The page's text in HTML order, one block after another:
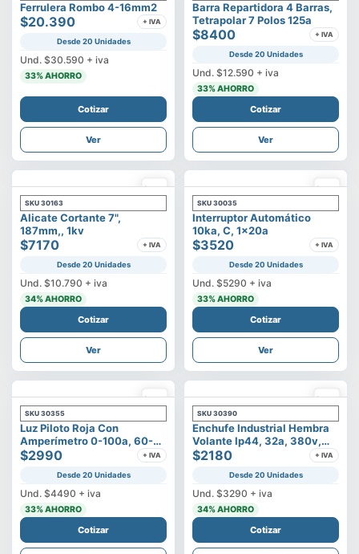
Ferrulera Rombo 4-16mm2
$20.390 + IVA
Desde 20 Unidades
Und. $30.590 + iva
33% AHORRO
Cotizar
Ver
Barra Repartidora 4 Barras,
Tetrapolar 7 Polos 125a
$8400 + IVA
Desde 20 Unidades
Und. $12.590 + iva
33% AHORRO
Cotizar
Ver
SKU 30163
Alicate Cortante 7",
187mm,, 1kv
$7170 + IVA
Desde 20 Unidades
Und. $10.790 + iva
34% AHORRO
Cotizar
Ver
SKU 30035
Interruptor Automático
10ka, C, 1x20a
$3520 + IVA
Desde 20 Unidades
Und. $5290 + iva
33% AHORRO
Cotizar
Ver
SKU 30355
Luz Piloto Roja Con
Amperímetro 0-100a, 60-
500v
$2990 + IVA
Desde 20 Unidades
Und. $4490 + iva
33% AHORRO
Cotizar
SKU 30390
Enchufe Industrial Hembra
Volante Ip44, 32a, 380v,
3p+t
$2180 + IVA
Desde 20 Unidades
Und. $3290 + iva
34% AHORRO
Cotizar